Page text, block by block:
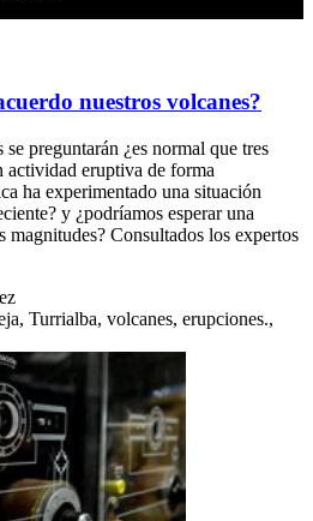
nuestros volcanes?
preguntarán ¿es normal que tres
actividad eruptiva de forma
ha experimentado una situación
y ¿podríamos esperar una
magnitudes? Consultados los expertos
Turrialba, volcanes, erupciones.,